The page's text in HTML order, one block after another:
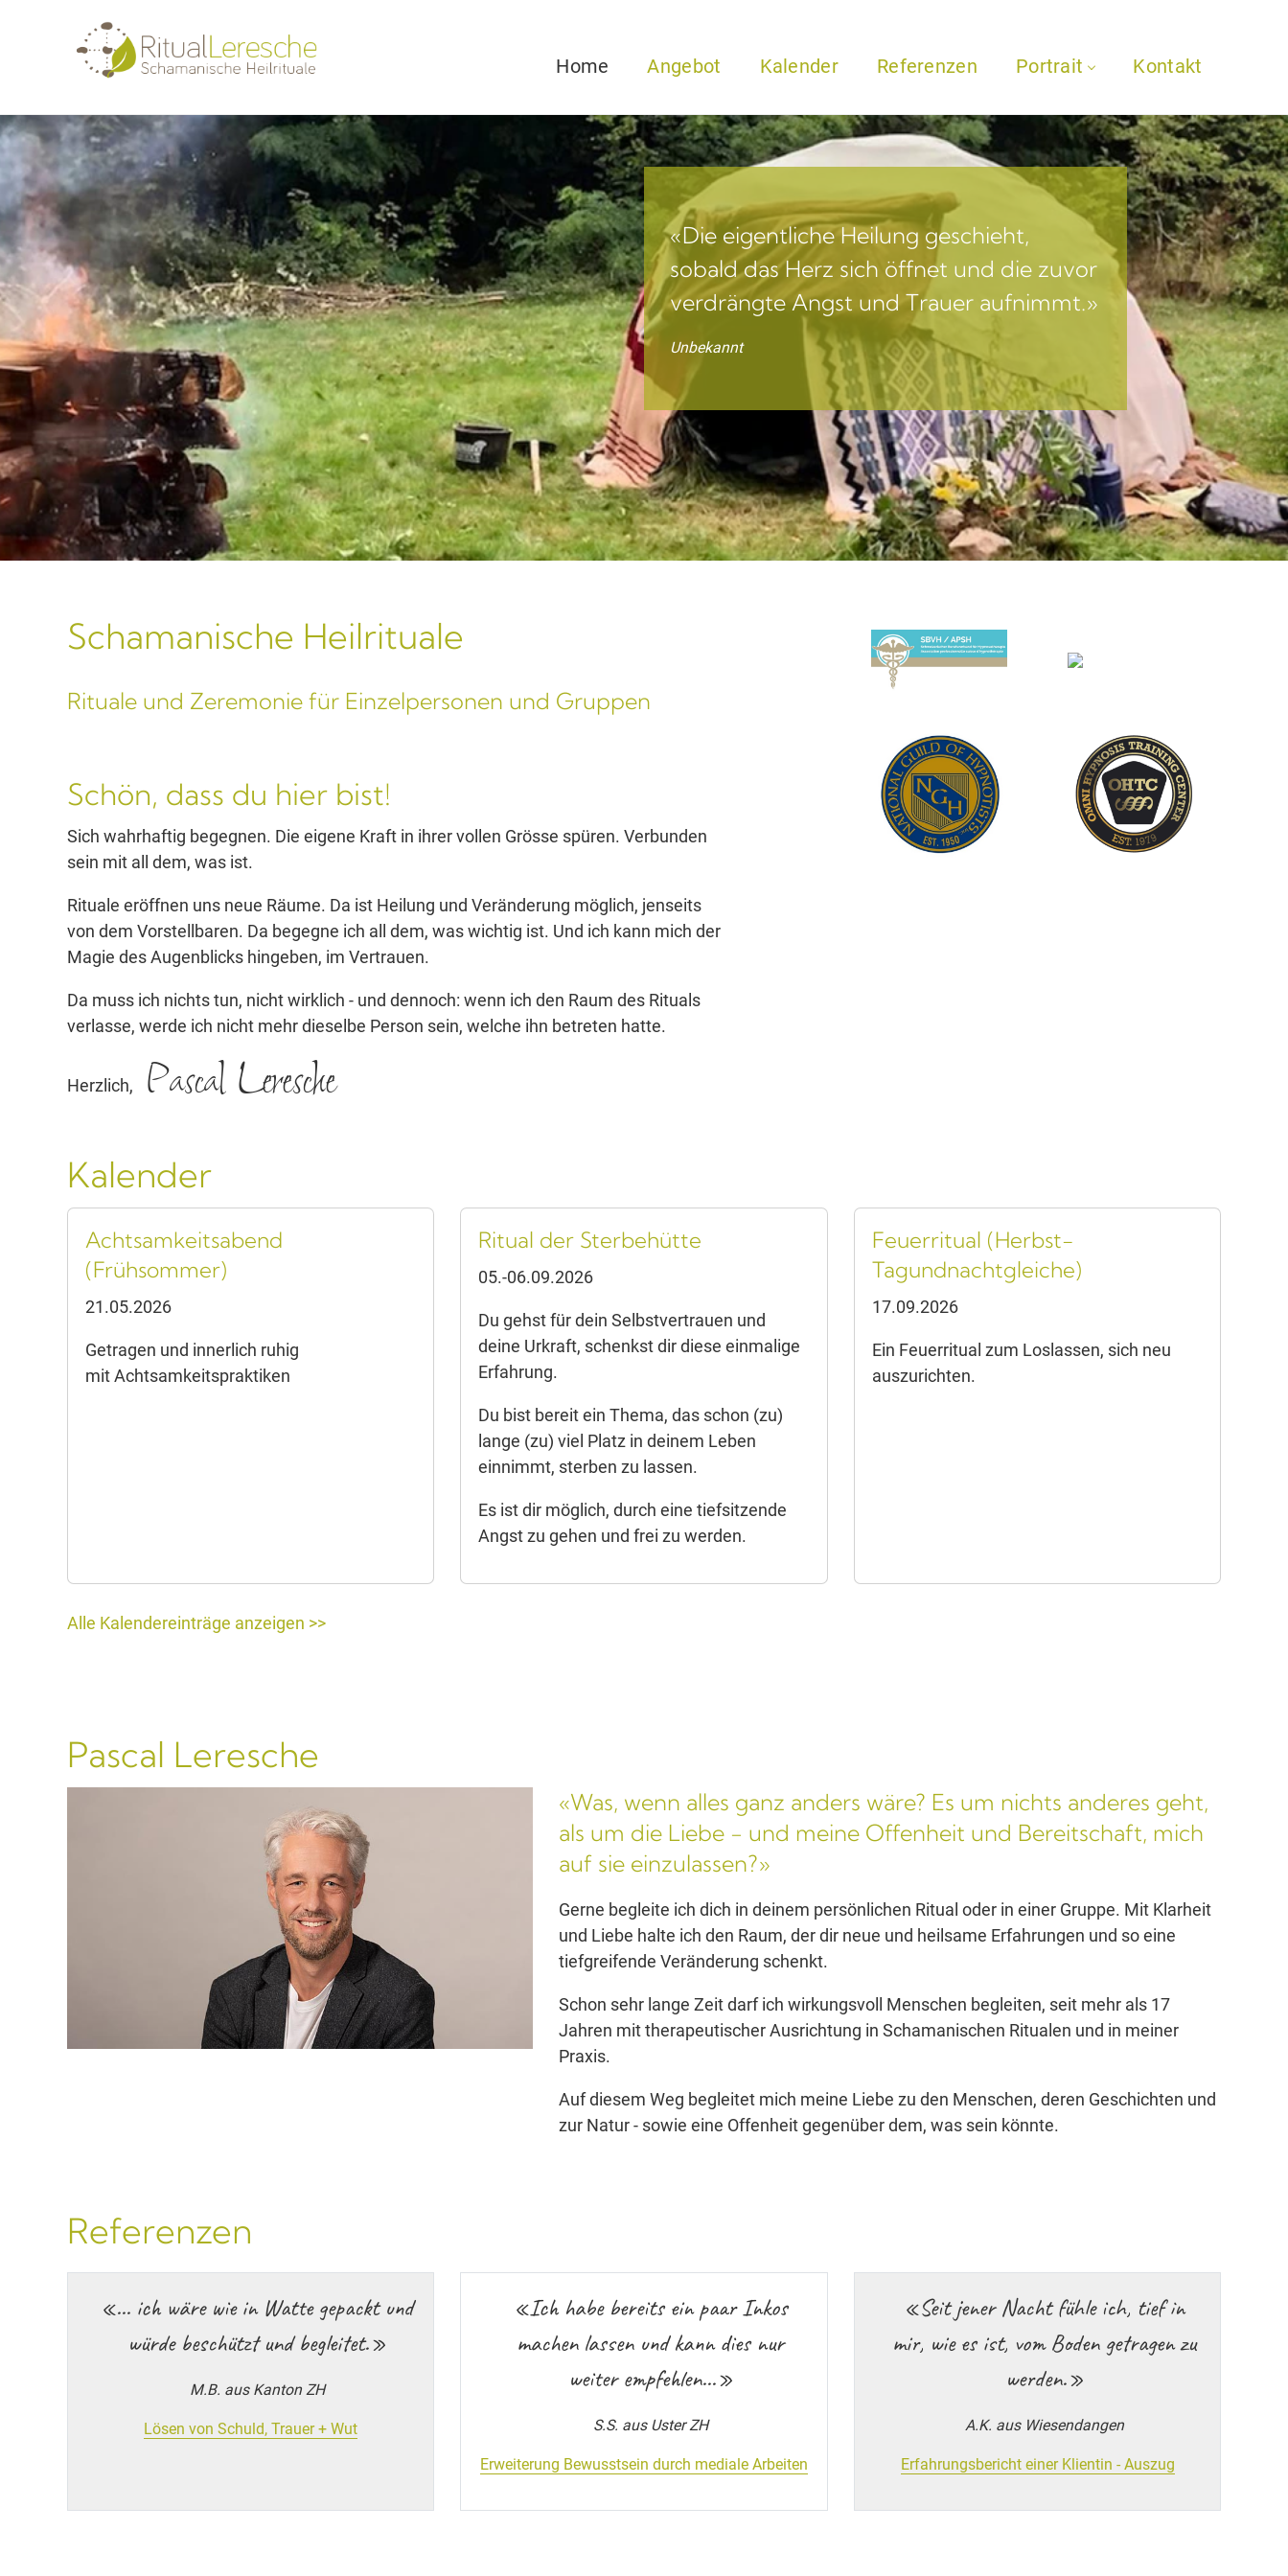
Home Angebot Kalender Referenzen Portrait Kontakt
«Die eigentliche Heilung geschieht,
sobald das Herz sich öffnet und die zuvor
verdrängte Angst und Trauer aufnimmt.»
Unbekannt
Schamanische Heilrituale
Rituale und Zeremonie für Einzelpersonen und Gruppen
Schön, dass du hier bist!
Sich wahrhaftig begegnen. Die eigene Kraft in ihrer vollen Grösse spüren. Verbunden
sein mit all dem, was ist.
Rituale eröffnen uns neue Räume. Da ist Heilung und Veränderung möglich, jenseits
von dem Vorstellbaren. Da begegne ich all dem, was wichtig ist. Und ich kann mich der
Magie des Augenblicks hingeben, im Vertrauen.
Da muss ich nichts tun, nicht wirklich - und dennoch: wenn ich den Raum des Rituals
verlasse, werde ich nicht mehr dieselbe Person sein, welche ihn betreten hatte.
Herzlich, Pascal Leresche
Kalender
Achtsamkeitsabend
(Frühsommer)
21.05.2026
Getragen und innerlich ruhig
mit Achtsamkeitspraktiken
Ritual der Sterbehütte
05.-06.09.2026
Du gehst für dein Selbstvertrauen und
deine Urkraft, schenkst dir diese einmalige
Erfahrung.
Du bist bereit ein Thema, das schon (zu)
lange (zu) viel Platz in deinem Leben
einnimmt, sterben zu lassen.
Es ist dir möglich, durch eine tiefsitzende
Angst zu gehen und frei zu werden.
Feuerritual (Herbst-
Tagundnachtgleiche)
17.09.2026
Ein Feuerritual zum Loslassen, sich neu
auszurichten.
Alle Kalendereinträge anzeigen >>
Pascal Leresche
«Was, wenn alles ganz anders wäre? Es um nichts anderes geht,
als um die Liebe - und meine Offenheit und Bereitschaft, mich
auf sie einzulassen?»
Gerne begleite ich dich in deinem persönlichen Ritual oder in einer Gruppe. Mit Klarheit
und Liebe halte ich den Raum, der dir neue und heilsame Erfahrungen und so eine
tiefgreifende Veränderung schenkt.
Schon sehr lange Zeit darf ich wirkungsvoll Menschen begleiten, seit mehr als 17
Jahren mit therapeutischer Ausrichtung in Schamanischen Ritualen und in meiner
Praxis.
Auf diesem Weg begleitet mich meine Liebe zu den Menschen, deren Geschichten und
zur Natur - sowie eine Offenheit gegenüber dem, was sein könnte.
Referenzen
«... ich wäre wie in Watte gepackt und
würde beschützt und begleitet.»
M.B. aus Kanton ZH
Lösen von Schuld, Trauer + Wut
«Ich habe bereits ein paar Inkos
machen lassen und kann dies nur
weiter empfehlen…»
S.S. aus Uster ZH
Erweiterung Bewusstsein durch mediale Arbeiten
«Seit jener Nacht fühle ich, tief in
mir, wie es ist, vom Boden getragen zu
werden.»
A.K. aus Wiesendangen
Erfahrungsbericht einer Klientin - Auszug